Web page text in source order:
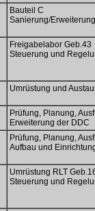
Bauteil C
Sanierung/
Freigabelabor Geb.43
Steuerung und
Umrüstung und
Prüfung, Planung,
Erweiterung der DDC
Prüfung, Planung,
Aufbau und
Umrüstung RLT
Steuerung und